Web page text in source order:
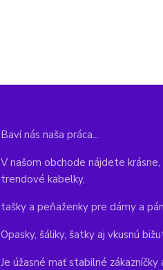
Baví nás naša práca...
V našom obchode nájdete krásne,
trendové kabelky,
tašky a peňaženky pre dámy a
Opasky, šáliky, šatky aj vkusnú
Je úžasné mať stabilné zákazníčky